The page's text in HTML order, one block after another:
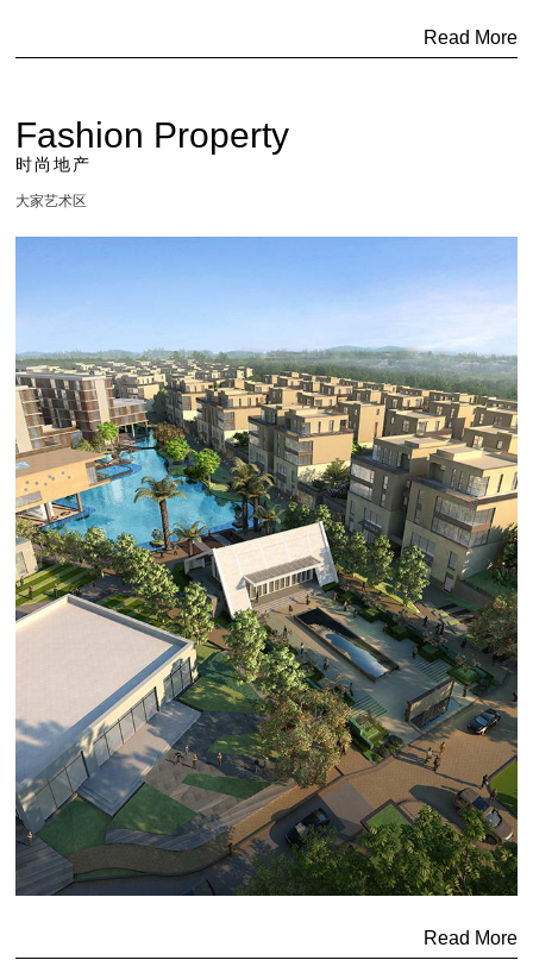
Read More
Fashion Property
时尚地产
大家艺术区
Read More